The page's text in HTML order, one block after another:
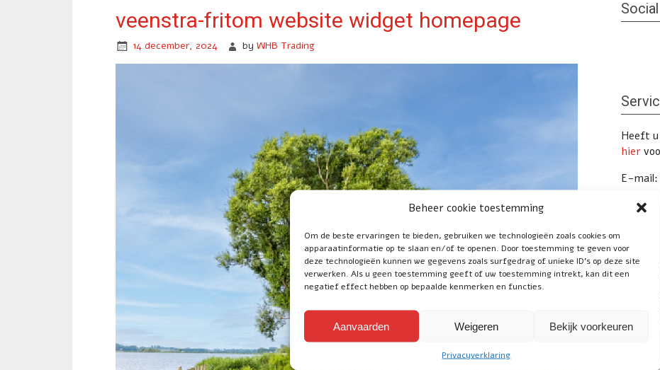
Beheer cookie toestemming
Om de beste ervaringen te bieden, gebruiken we technologieën zoals cookies om
apparaatinformatie op te slaan en/of te openen. Door toestemming te geven voor
deze technologieën kunnen we gegevens zoals surfgedrag of unieke ID's op deze site
verwerken. Als u geen toestemming geeft of uw toestemming intrekt, kan dit een
negatief effect hebben op bepaalde kenmerken en functies.
Aanvaarden Weigeren Bekijk voorkeuren
Privacyverklaring
veenstra-fritom website widget homepage
14 december, 2024 by WHB Trading
Social
Heeft u
hier
E-
Volg
Uw
Track
online